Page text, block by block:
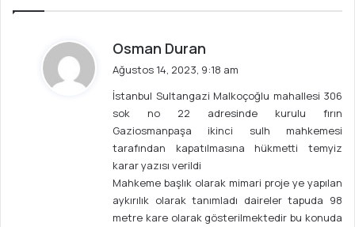
Osman Duran
i
k
:
Ağustos 14, 2023, 9:18 am
İstanbul Sultangazi Malkoçoğlu mahallesi 306
sok no 22 adresinde kurulu fırın
Gaziosmanpaşa ikinci sulh mahkemesi
tarafından kapatılmasına hükmetti temyiz
karar yazısı verildi
Mahkeme başlık olarak mimari proje ye yapılan
aykırılık olarak tanımladı daireler tapuda 98
metre kare olarak gösterilmektedir bu konuda